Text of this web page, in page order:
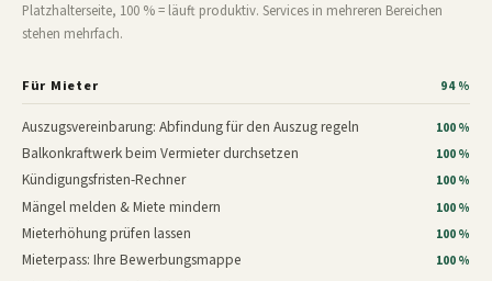
Platzhalterseite, 100 % = läuft produktiv. Services in mehreren Bereichen
stehen mehrfach.
Für Mieter 94 %
Auszugsvereinbarung: Abfindung für den Auszug regeln 100 %
Balkonkraftwerk beim Vermieter durchsetzen 100 %
Kündigungsfristen-Rechner 100 %
Mängel melden & Miete mindern 100 %
Mieterhöhung prüfen lassen 100 %
Mieterpass: Ihre Bewerbungsmappe 100 %